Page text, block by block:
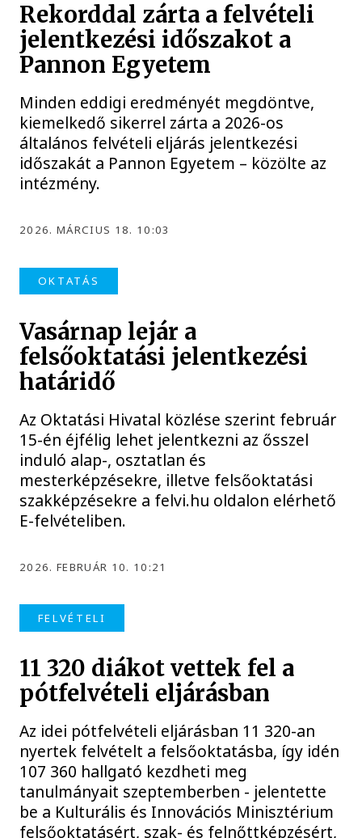
Rekorddal zárta a felvételi
jelentkezési időszakot a
Pannon Egyetem
Minden eddigi eredményét megdöntve,
kiemelkedő sikerrel zárta a 2026-os
általános felvételi eljárás jelentkezési
időszakát a Pannon Egyetem – közölte az
intézmény.
2026. MÁRCIUS 18. 10:03
OKTATÁS
Vasárnap lejár a
felsőoktatási jelentkezési
határidő
Az Oktatási Hivatal közlése szerint február
15-én éjfélig lehet jelentkezni az ősszel
induló alap-, osztatlan és
mesterképzésekre, illetve felsőoktatási
szakképzésekre a felvi.hu oldalon elérhető
E-felvételiben.
2026. FEBRUÁR 10. 10:21
FELVÉTELI
11 320 diákot vettek fel a
pótfelvételi eljárásban
Az idei pótfelvételi eljárásban 11 320-an
nyertek felvételt a felsőoktatásba, így idén
107 360 hallgató kezdheti meg
tanulmányait szeptemberben - jelentette
be a Kulturális és Innovációs Minisztérium
felsőoktatásért, szak- és felnőttképzésért,